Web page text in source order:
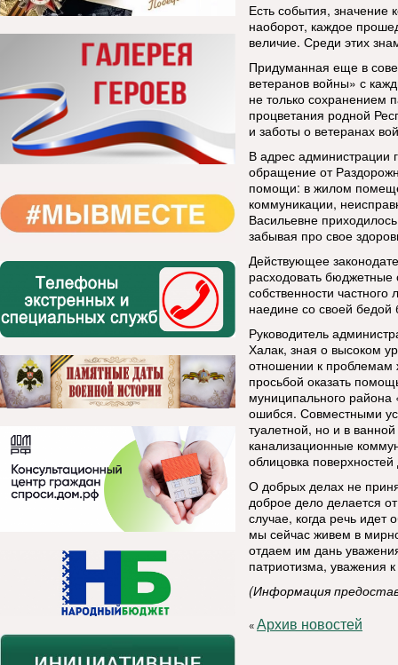
Есть события, значение
наоборот, каждое
величие. Среди этих
Придуманная еще в
ветеранов войны» с
не только сохранением
процветания родной
и заботы о ветеранах
В адрес администрации
обращение от
помощи: в жилом
коммуникации,
Васильевне
забывая про свое
Действующее
расходовать
собственности
наедине со своей
Руководитель
Халак, зная о высоком
отношении к проблемам
просьбой оказать
муниципального района
ошибся. Совместными
туалетной, но и в
канализационные
облицовка
О добрых делах не
доброе дело делается
случае, когда речь
мы сейчас живем в
отдаем им дань
патриотизма, уважения
(Информация
«Архив новостей